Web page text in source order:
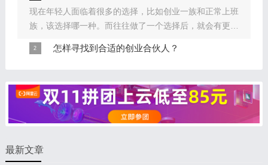
现在年轻人面临着很多的选择，比如创业一族和正常上班
族，该选择哪一种。而往往做了一个选择后，就会有更多
比无条件选择好，但其实不然，人在面临着多种选择的时
怎样寻找到合适的创业合伙人？
念的思考一般是：第一，这个人一定要是个好人，品质不
错的人
最新文章